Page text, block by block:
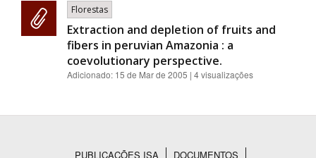
Área Protegida
BUSCAR
Florestas
Extraction and depletion of fruits and
fibers in peruvian Amazonia : a
coevolutionary perspective.
Adicionado: 15 de Mar de 2005 | 4 visualizações
PUBLICAÇÕES ISA DOCUMENTOS